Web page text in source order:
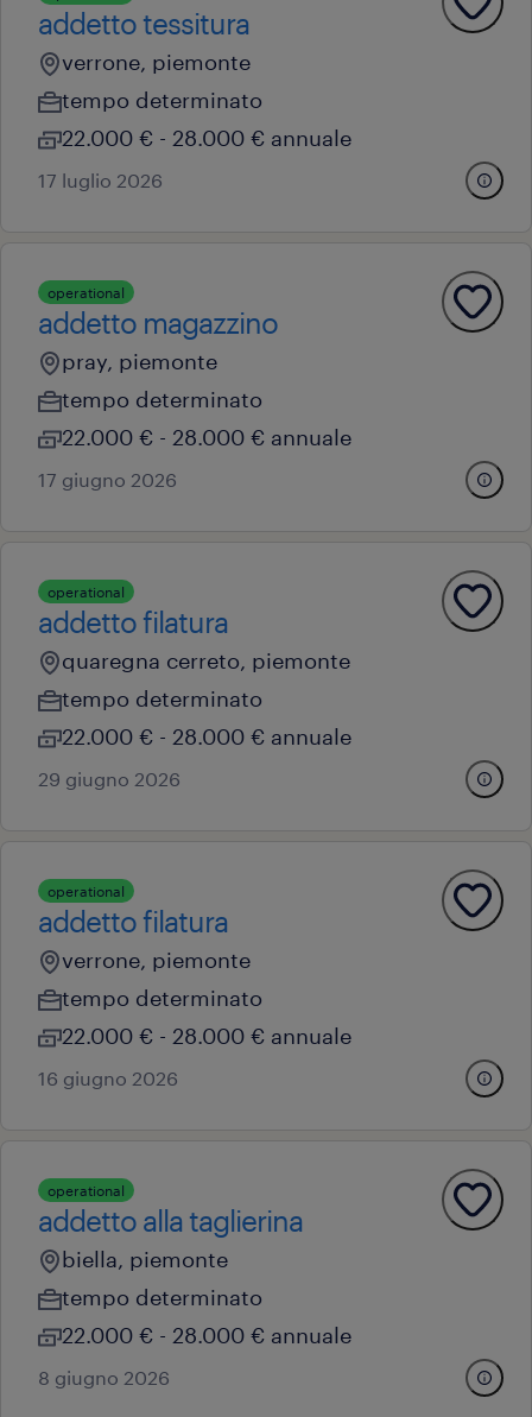
addetto tessitura
verrone, piemonte
tempo determinato
22.000 € - 28.000 € annuale
17 luglio 2026
operational
addetto magazzino
pray, piemonte
tempo determinato
22.000 € - 28.000 € annuale
17 giugno 2026
operational
addetto filatura
quaregna cerreto, piemonte
tempo determinato
22.000 € - 28.000 € annuale
29 giugno 2026
operational
addetto filatura
verrone, piemonte
tempo determinato
22.000 € - 28.000 € annuale
16 giugno 2026
operational
addetto alla taglierina
biella, piemonte
tempo determinato
22.000 € - 28.000 € annuale
8 giugno 2026